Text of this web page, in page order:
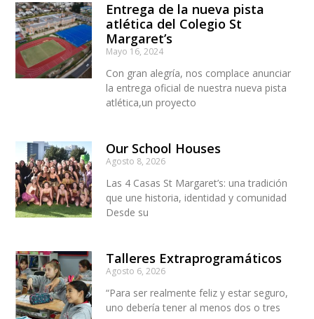
Entrega de la nueva pista
atlética del Colegio St
Margaret’s
Mayo 16, 2024
Con gran alegría, nos complace anunciar
la entrega oficial de nuestra nueva pista
atlética,un proyecto
Our School Houses
Agosto 8, 2026
Las 4 Casas St Margaret’s: una tradición
que une historia, identidad y comunidad
Desde su
Talleres Extraprogramáticos
Agosto 6, 2026
“Para ser realmente feliz y estar seguro,
uno debería tener al menos dos o tres